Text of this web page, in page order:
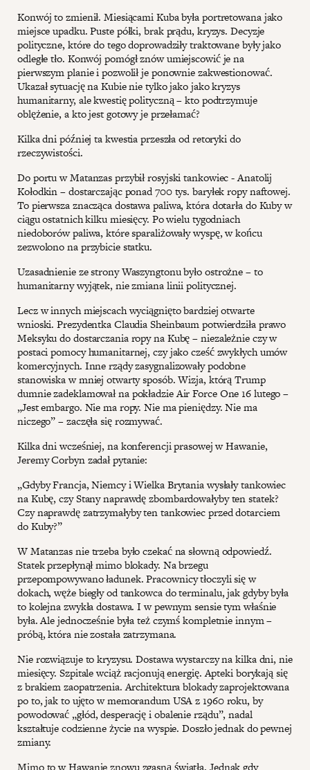
Konwój to zmienił. Miesiącami Kuba była portretowana jako
miejsce upadku. Puste półki, brak prądu, kryzys. Decyzje
polityczne, które do tego doprowadziły traktowane były jako
odległe tło. Konwój pomógł znów umiejscowić je na
pierwszym planie i pozwolił je ponownie zakwestionować.
Ukazał sytuację na Kubie nie tylko jako jako kryzys
humanitarny, ale kwestię polityczną – kto podtrzymuje
oblężenie, a kto jest gotowy je przełamać?
Kilka dni później ta kwestia przeszła od retoryki do
rzeczywistości.
Do portu w Matanzas przybił rosyjski tankowiec - Anatolij
Kołodkin – dostarczając ponad 700 tys. baryłek ropy naftowej.
To pierwsza znacząca dostawa paliwa, która dotarła do Kuby w
ciągu ostatnich kilku miesięcy. Po wielu tygodniach
niedoborów paliwa, które sparaliżowały wyspę, w końcu
zezwolono na przybicie statku.
Uzasadnienie ze strony Waszyngtonu było ostrożne – to
humanitarny wyjątek, nie zmiana linii politycznej.
Lecz w innych miejscach wyciągnięto bardziej otwarte
wnioski. Prezydentka Claudia Sheinbaum potwierdziła prawo
Meksyku do dostarczania ropy na Kubę – niezależnie czy w
postaci pomocy humanitarnej, czy jako cześć zwykłych umów
komercyjnych. Inne rządy zasygnalizowały podobne
stanowiska w mniej otwarty sposób. Wizja, którą Trump
dumnie zadeklamował na pokładzie Air Force One 16 lutego –
„Jest embargo. Nie ma ropy. Nie ma pieniędzy. Nie ma
niczego” – zaczęła się rozmywać.
Kilka dni wcześniej, na konferencji prasowej w Hawanie,
Jeremy Corbyn zadał pytanie:
„Gdyby Francja, Niemcy i Wielka Brytania wysłały tankowiec
na Kubę, czy Stany naprawdę zbombardowałyby ten statek?
Czy naprawdę zatrzymałyby ten tankowiec przed dotarciem
do Kuby?”
W Matanzas nie trzeba było czekać na słowną odpowiedź.
Statek przepłynął mimo blokady. Na brzegu
przepompowywano ładunek. Pracownicy tłoczyli się w
dokach, węże biegły od tankowca do terminalu, jak gdyby była
to kolejna zwykła dostawa. I w pewnym sensie tym właśnie
była. Ale jednocześnie była też czymś kompletnie innym –
próbą, która nie została zatrzymana.
Nie rozwiązuje to kryzysu. Dostawa wystarczy na kilka dni, nie
miesięcy. Szpitale wciąż racjonują energię. Apteki borykają się
z brakiem zaopatrzenia. Architektura blokady zaprojektowana
po to, jak to ujęto w memorandum USA z 1960 roku, by
powodować „głód, desperację i obalenie rządu”, nadal
kształtuje codzienne życie na wyspie. Doszło jednak do pewnej
zmiany.
Mimo to w Hawanie znowu zgasną światła. Jednak gdy